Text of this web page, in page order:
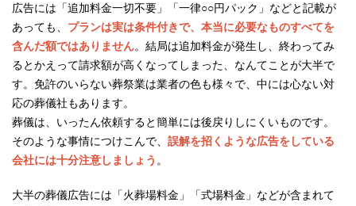
広告には「追加料金一切不要」「一律○○円パック」などと記載が
あっても、 プランは実は条件付きで、本当に必要なものすべてを
含んだ額ではありません。結局は追加料金が発生し、終わってみ
るとかえって請求額が高くなってしまった、なんてことが大半で
す。免許のいらない葬祭業は業者の色も様々で、中には心ない対
応の葬儀社もあります。
葬儀は、いったん依頼すると簡単には後戻りしにくいものです。
そのような事情につけこんで、 誤解を招くような広告をしている
会社には十分注意しましょう 。
大半の葬儀広告には「火葬場料金」「式場料金」などが含まれて